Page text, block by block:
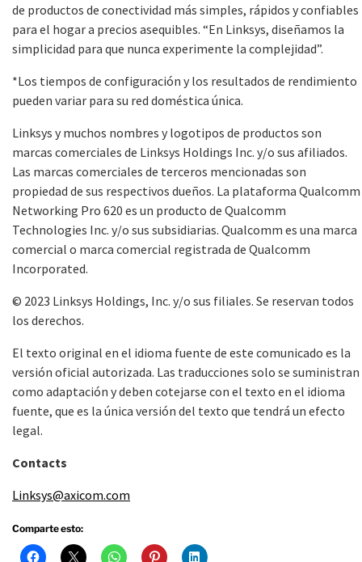
de productos de conectividad más simples, rápidos y confiables
para el hogar a precios asequibles. “En Linksys, diseñamos la
simplicidad para que nunca experimente la complejidad”.
*Los tiempos de configuración y los resultados de rendimiento
pueden variar para su red doméstica única.
Linksys y muchos nombres y logotipos de productos son
marcas comerciales de Linksys Holdings Inc. y/o sus afiliados.
Las marcas comerciales de terceros mencionadas son
propiedad de sus respectivos dueños. La plataforma Qualcomm
Networking Pro 620 es un producto de Qualcomm
Technologies Inc. y/o sus subsidiarias. Qualcomm es una marca
comercial o marca comercial registrada de Qualcomm
Incorporated.
© 2023 Linksys Holdings, Inc. y/o sus filiales. Se reservan todos
los derechos.
El texto original en el idioma fuente de este comunicado es la
versión oficial autorizada. Las traducciones solo se suministran
como adaptación y deben cotejarse con el texto en el idioma
fuente, que es la única versión del texto que tendrá un efecto
legal.
Contacts
Linksys@axicom.com
Comparte esto: